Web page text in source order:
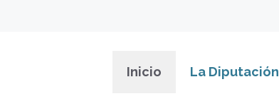
Inicio La Diputación